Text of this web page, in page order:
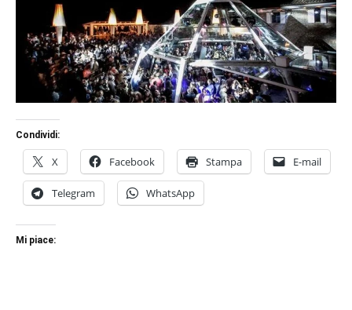
Condividi:
X Facebook Stampa E-mail
Telegram WhatsApp
Mi piace: